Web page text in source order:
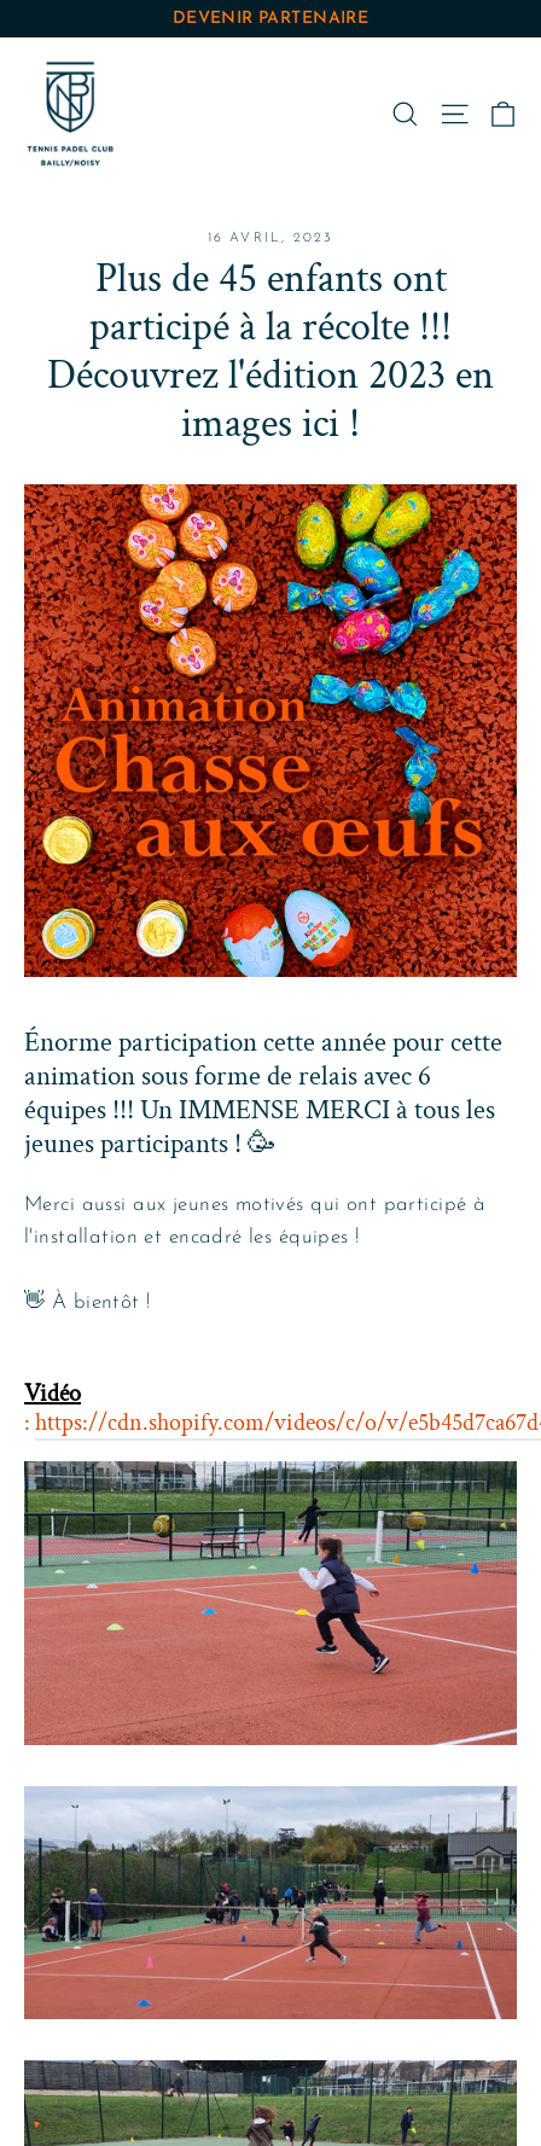
contenu
DEVENIR PARTENAIRE
Rechercher
16 AVRIL, 2023
Plus de 45 enfants ont
participé à la récolte !!!
Découvrez l'édition 2023 en
images ici !
Énorme participation cette année pour cette
animation sous forme de relais avec 6
équipes !!! Un IMMENSE MERCI à tous les
jeunes participants ! 🥳
Merci aussi aux jeunes motivés qui ont participé à
l'installation et encadré les équipes !
👋 À bientôt !
Vidéo
:https://cdn.shopify.com/videos/c/o/v/